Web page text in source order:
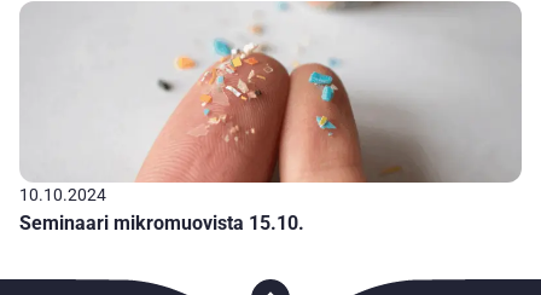
10.10.2024
Seminaari mikromuovista 15.10.